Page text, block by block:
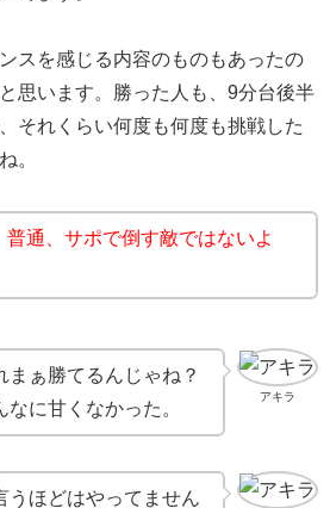
スを感じる内容のものもあったの
と思います。勝った人も、9分台後半
それくらい何度も何度も挑戦した
。
普通、サポで倒す敵ではないよ
アキラ
まぁ勝てるんじゃね？
に甘くなかった。
うほどはやってません